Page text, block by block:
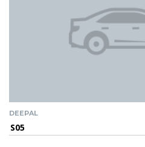
DEEPAL
S05